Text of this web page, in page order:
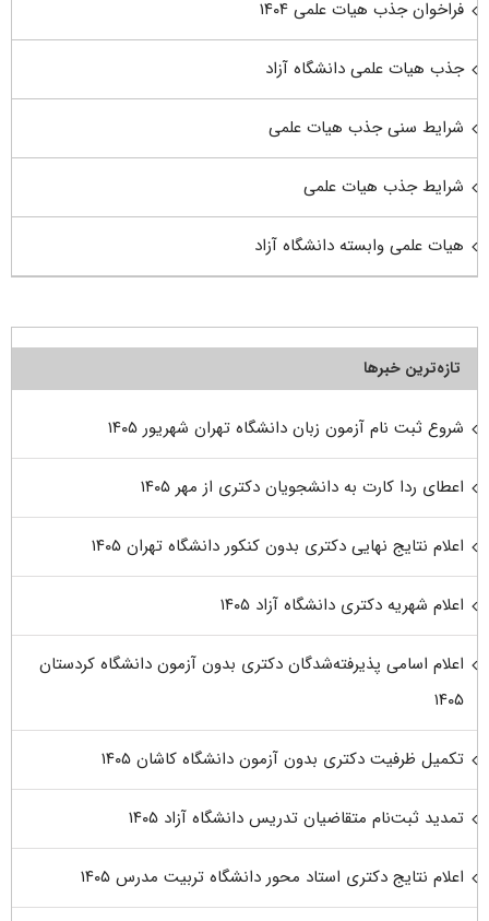
فراخوان جذب هیات علمی ۱۴۰۴
جذب هیات علمی دانشگاه آزاد
شرایط سنی جذب هیات علمی
شرایط جذب هیات علمی
هیات علمی وابسته دانشگاه آزاد
تازه‌ترین خبرها
شروع ثبت نام آزمون زبان دانشگاه تهران شهریور ۱۴۰۵
اعطای ردا کارت به دانشجویان دکتری از مهر ۱۴۰۵
اعلام نتایج نهایی دکتری بدون کنکور دانشگاه تهران ۱۴۰۵
اعلام شهریه دکتری دانشگاه آزاد ۱۴۰۵
اعلام اسامی پذیرفته‌شدگان دکتری بدون آزمون دانشگاه کردستان
۱۴۰۵
تکمیل ظرفیت دکتری بدون آزمون دانشگاه کاشان ۱۴۰۵
تمدید ثبت‌نام متقاضیان تدریس دانشگاه آزاد ۱۴۰۵
اعلام نتایج دکتری استاد محور دانشگاه تربیت مدرس ۱۴۰۵